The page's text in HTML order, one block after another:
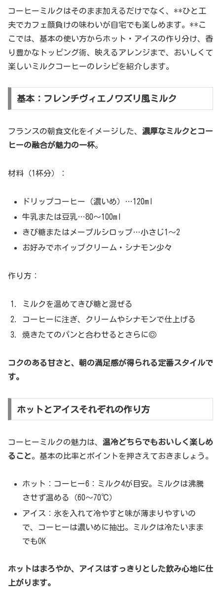
コーヒーミルクはそのまま加えるだけでなく、**ひと工
夫でカフェ顔負けの味わいが自宅でも楽しめます。**こ
こでは、基本の使い方からホット・アイスの作り分け、香
り豊かなトッピング術、映えるアレンジまで、おいしくて
楽しいミルクコーヒーのレシピを紹介します。
基本：フレンチヴィエノワズリ風ミルク
フランスの朝食文化をイメージした、 濃厚なミルクとコー
ヒーの融合が魅力の一杯。
材料（1杯分）：
ドリップコーヒー（濃いめ）…120ml
牛乳または豆乳…80〜100ml
きび糖またはメープルシロップ…小さじ1〜2
お好みでホイップクリーム・シナモン少々
作り方：
ミルクを温めてきび糖と混ぜる
コーヒーに注ぎ、クリームやシナモンで仕上げる
焼きたてのパンと合わせるとさらに◎
コクのある甘さと、朝の満足感が得られる定番スタイルで
す。
ホットとアイスそれぞれの作り方
コーヒーミルクの魅力は、 温冷どちらでもおいしく楽しめ
ること。基本の比率とポイントを押さえておきましょう。
ホット：コーヒー6：ミルク4が目安。ミルクは沸騰
させず温める（60〜70℃）
アイス：氷を入れて冷やすと味が薄まりやすいの
で、コーヒーは濃いめに抽出。ミルクは冷たいまま
でもOK
ホットはまろやか、アイスはすっきりとした飲み心地に仕
上がります。